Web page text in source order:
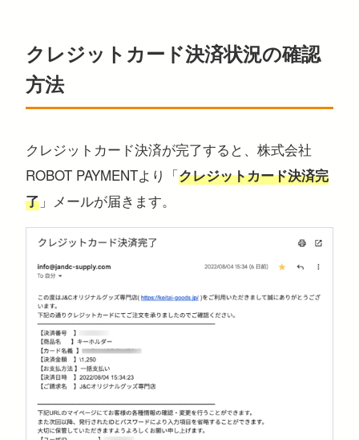
クレジットカード決済状況の確認
方法
クレジットカード決済が完了すると、株式会社
ROBOT PAYMENTより「クレジットカード決済完
了 」メールが届きます。